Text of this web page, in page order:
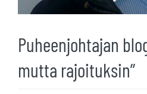
Puheenjohtajan
mutta rajoituksin”